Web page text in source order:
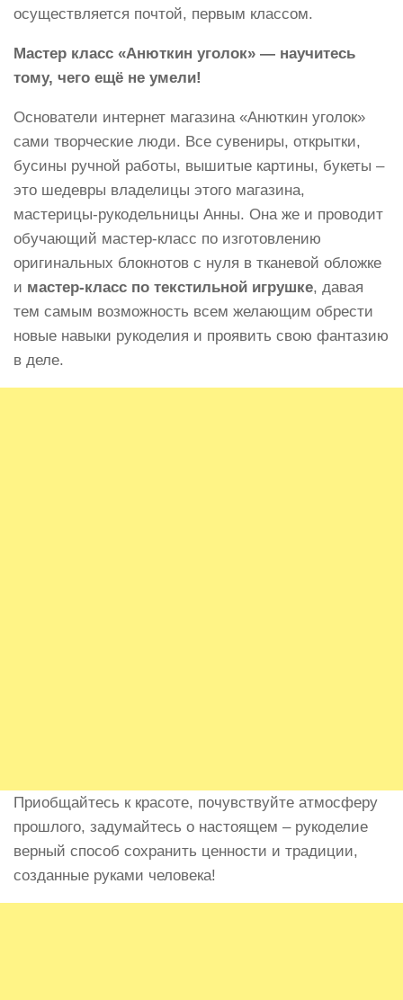
осуществляется почтой, первым классом.
Мастер класс «Анюткин уголок» — научитесь
тому, чего ещё не умели!
Основатели интернет магазина «Анюткин уголок»
сами творческие люди. Все сувениры, открытки,
бусины ручной работы, вышитые картины, букеты –
это шедевры владелицы этого магазина,
мастерицы-рукодельницы Анны. Она же и проводит
обучающий мастер-класс по изготовлению
оригинальных блокнотов с нуля в тканевой обложке
и мастер-класс по текстильной игрушке, давая
тем самым возможность всем желающим обрести
новые навыки рукоделия и проявить свою фантазию
в деле.
Приобщайтесь к красоте, почувствуйте атмосферу
прошлого, задумайтесь о настоящем – рукоделие
верный способ сохранить ценности и традиции,
созданные руками человека!